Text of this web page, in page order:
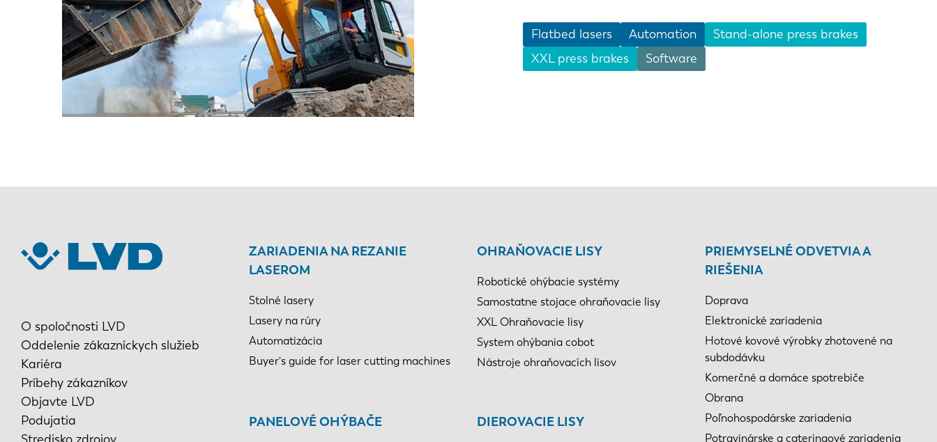
Flatbed lasers Automation
Stand-alone press brakes
XXL press brakes
Software
O spoločnosti LVD
Oddelenie zákazníckych služieb
Kariéra
Príbehy zákazníkov
Objavte LVD
Podujatia
ZARIADENIA NA REZANIE
LASEROM
Stolné lasery
Lasery na rúry
Automatizácia
Buyer's guide for laser cutting machines
OHRAŇOVACIE LISY
Robotické ohýbacie systémy
Samostatne stojace ohraňovacie lisy
XXL Ohraňovacie lisy
System ohýbania cobot
Nástroje ohraňovacích lisov
PANELOVÉ OHÝBAČE DIEROVACIE LISY
PRIEMYSELNÉ ODVETVIA A
RIEŠENIA
Doprava
Elektronické zariadenia
Hotové kovové výrobky zhotovené na
subdodávku
Komerčné a domáce spotrebiče
Obrana
Poľnohospodárske zariadenia
Potravinárske a cateringové zariadenia